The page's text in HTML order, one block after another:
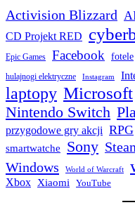
Activision Blizzard
CD Projekt RED
Epic Games Facebook fotele
hulajnogi elektryczne Instagram
laptopy Microsoft
Nintendo Switch
przygodowe gry akcji RPG
smartwatche Sony
Windows World of Warcraft
Xbox Xiaomi YouTube